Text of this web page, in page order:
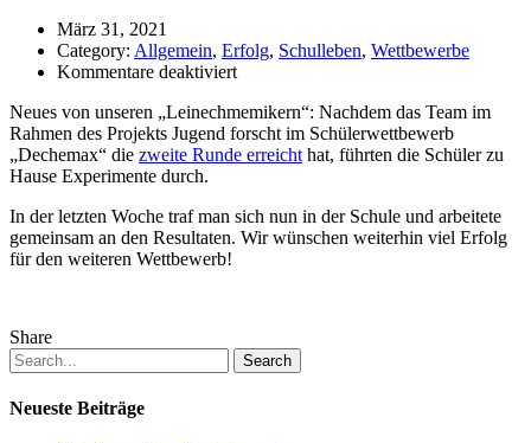
März 31, 2021
Category: Allgemein, Erfolg, Schulleben, Wettbewerbe
Kommentare deaktiviertfür
forschen
weiter
Neues von unseren „Leinechmemikern“: Nachdem das Team im
Rahmen des Projekts Jugend forscht im Schülerwettbewerb
„Dechemax“ die zweite Runde erreicht hat, führten die Schüler zu
Hause Experimente durch.
In der letzten Woche traf man sich nun in der Schule und arbeitete
gemeinsam an den Resultaten. Wir wünschen weiterhin viel Erfolg
für den weiteren Wettbewerb!
Share
Search
Neueste Beiträge